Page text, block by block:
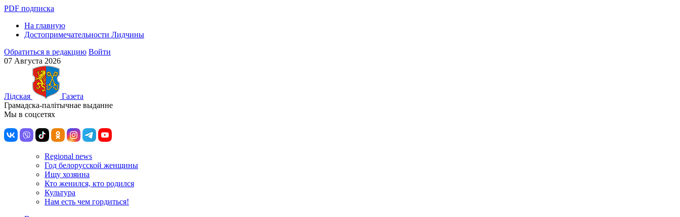
PDF подписка
На главную
Достопримечательности Лидчины
Обратиться в редакцию Войти
07 Августа 2026
Лiдская
Газета
Грамадска-палiтычнае выданне
Мы в соцсетях
Regional news
Год белорусской женщины
Ищу хозяина
Кто женился, кто родился
Культура
Нам есть чем гордиться!